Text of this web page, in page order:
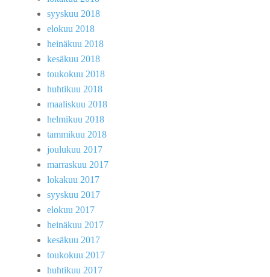
syyskuu 2018
elokuu 2018
heinäkuu 2018
kesäkuu 2018
toukokuu 2018
huhtikuu 2018
maaliskuu 2018
helmikuu 2018
tammikuu 2018
joulukuu 2017
marraskuu 2017
lokakuu 2017
syyskuu 2017
elokuu 2017
heinäkuu 2017
kesäkuu 2017
toukokuu 2017
huhtikuu 2017